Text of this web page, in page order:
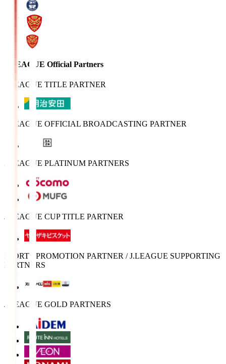
J.LEAGUE Official Partners
J.LEAGUE TITLE PARTNER
J.LEAGUE OFFICIAL BROADCASTING PARTNER
J.LEAGUE PLATINUM PARTNERS
J.LEAGUE CUP TITLE PARTNER
SPORTS PROMOTION PARTNER / J.LEAGUE SUPPORTING
PARTNERS
J.LEAGUE GOLD PARTNERS